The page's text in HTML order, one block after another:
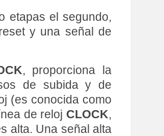
etapas el segundo,
y una señal de
, proporciona la
de subida y de
(es conocida como
de reloj CLOCK,
alta. Una señal alta